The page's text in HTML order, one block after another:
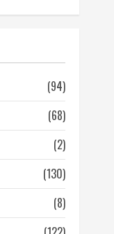
(94)
(68)
(2)
(130)
(8)